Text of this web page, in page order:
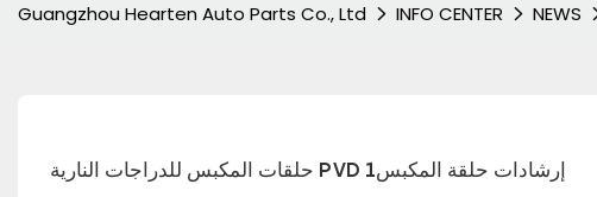
Guangzhou Hearten Auto Parts Co., Ltd INFO CENTER NEWS
حلقات المكبس للدراجات النارية PVD إرشادات حلقة المكبس1